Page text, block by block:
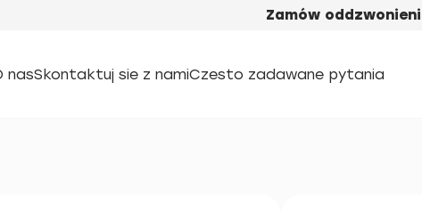
Zamów
nasSkontaktuj sie z namiCzesto zadawane pytania